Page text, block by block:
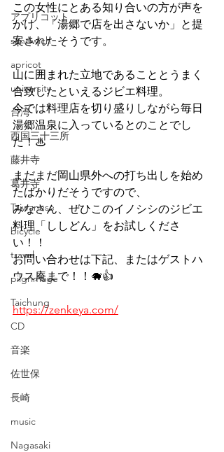
アプリコット
sandwich
apricot
university
台湾
西国三十三所
藤井寺
葛井寺
Taiwanese
bicycle
travel
pilgrimage
Taichung
CD
音楽
佐世保
長崎
music
Nagasaki
この女性にとある知り合いの方が声を
かけ、「湯郷で店を出さないか」と提
案されたそうです。
山に囲まれた立地であることとうまく
合致したといえるジビエ料理。
今では料理店を切り盛りしながら毎日
湯郷温泉に入っているとのことでし
た！♨
まだまだ岡山県外への打ち出しを始め
たばかりだそうですので、
みなさん、ぜひこのイノシシのジビエ
料理「ししどん」をお試しくださ
い！！
お問い合わせは下記、またはゲストハ
ウス庵まで！！🐗👍
https://zenkeya.com/